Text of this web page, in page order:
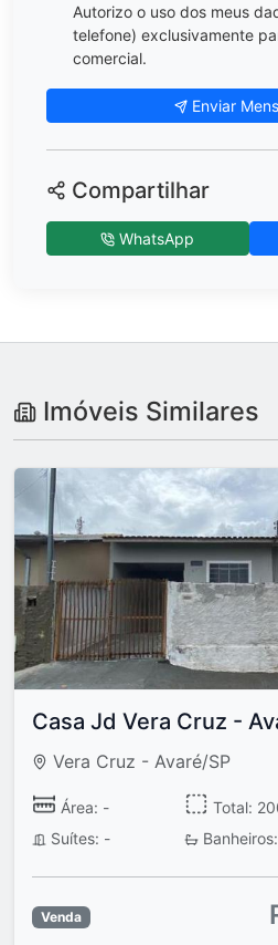
Autorizo o uso dos meus
telefone) exclusivamente
comercial.
Enviar
Compartilhar
WhatsApp
Imóveis Similares
Casa Jd Vera Cruz -
Vera Cruz - Avaré/SP
Área: - Total:
Suítes: -
Banheiros:
Venda